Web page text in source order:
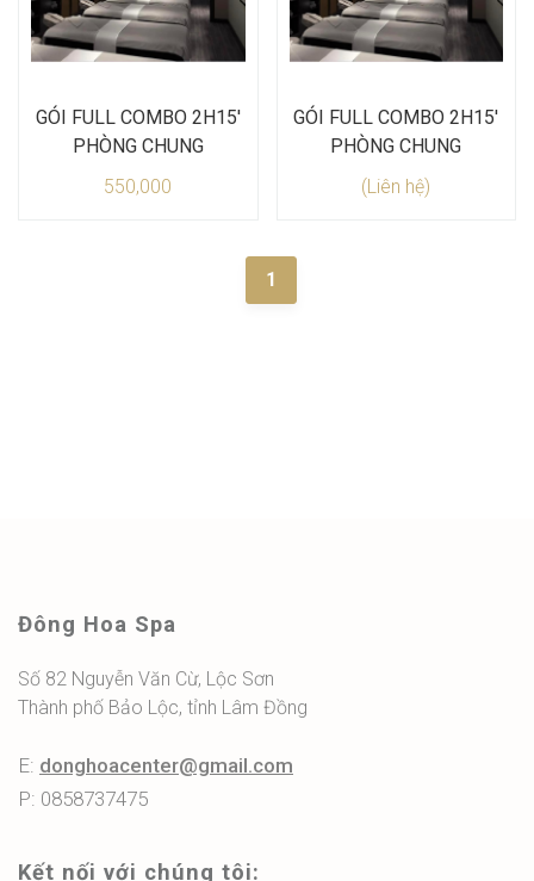
GÓI FULL COMBO 2H15'
PHÒNG CHUNG
550,000
GÓI FULL COMBO 2H15'
PHÒNG CHUNG
(Liên hệ)
1
Đông Hoa Spa
Số 82 Nguyễn Văn Cừ, Lộc Sơn
Thành phố Bảo Lộc, tỉnh Lâm Đồng
E: donghoacenter@gmail.com
P: 0858737475
Kết nối với chúng tôi: